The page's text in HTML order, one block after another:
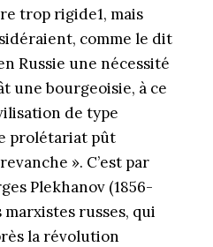
trop rigide1, mais
comme le dit
Russie une nécessité
une bourgeoisie, à ce
de type
prolétariat pût
». C’est par
Plekhanov (1856-
marxistes russes, qui
la révolution